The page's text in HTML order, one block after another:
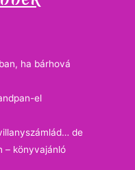
ha bárhová
el
de
– könyvajánló